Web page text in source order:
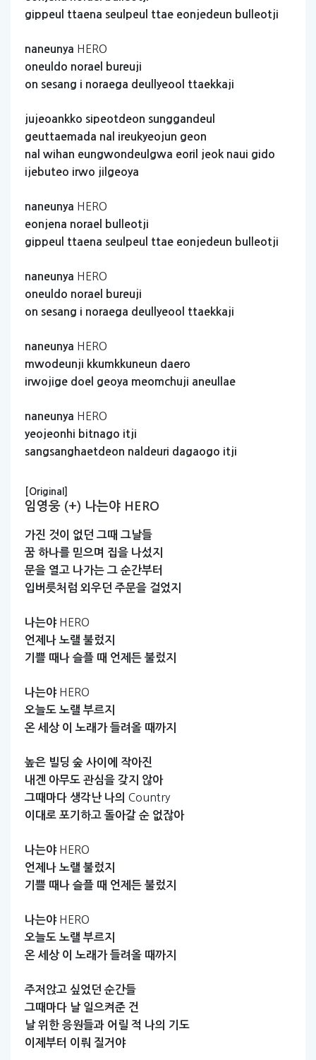
gippeul
ttaena seulpeul ttae eonjedeun bulleotji
naneunya HERO
oneuldo norael
bureuji
on sesang i noraega deullyeool ttaekkaji
jujeoankko sipeotdeon sunggandeul
geuttaemada nal ireukyeojun geon
nal wihan eungwondeulgwa eoril jeok naui gido
ijebuteo irwo jilgeoya
naneunya HERO
eonjena norael
bulleotji
gippeul
ttaena seulpeul ttae eonjedeun bulleotji
naneunya HERO
oneuldo norael
bureuji
on sesang i noraega deullyeool ttaekkaji
naneunya HERO
mwodeunji kkumkkuneun daero
irwojige doel geoya meomchuji aneullae
naneunya HERO
yeojeonhi bitnago itji
sangsanghaetdeon naldeuri dagaogo itji
[Original]
임영웅 (+) 나는야 HERO
가진 것이 없던 그때 그날들
꿈 하나를 믿으며 집을 나섰지
문을 열고 나가는 그 순간부터
입버릇처럼 외우던 주문을 걸었지
나는야HERO
언제나 노랠 불렀지
기쁠 때나 슬플 때 언제든 불렀지
나는야HERO
오늘도 노랠 부르지
온 세상 이 노래가 들려올 때까지
높은 빌딩 숲 사이에
작아진
내겐 아무도 관심을 갖지 않아
그때마다 생각난 나의 Country
이대로 포기하고 돌아갈 순 없잖아
나는야HERO
언제나 노랠 불렀지
기쁠 때나 슬플 때 언제든 불렀지
나는야HERO
오늘도 노랠 부르지
온 세상 이 노래가 들려올 때까지
주저앉고 싶었던 순간들
그때마다 날 일으켜준 건
날 위한 응원들과 어릴 적 나의 기도
이제부터 이뤄 질거야